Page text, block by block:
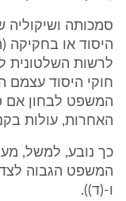
סמכותה ושיקוליה
היסוד או בחקיקה
לרשות השלטונית
חוקי היסוד עצמם
המשפט לבחון אם
האחרות, עולות
כך נובע, למשל,
ו-(ד)).